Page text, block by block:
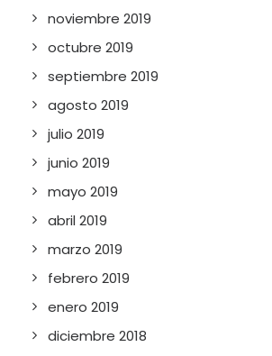
noviembre 2019
octubre 2019
septiembre 2019
agosto 2019
julio 2019
junio 2019
mayo 2019
abril 2019
marzo 2019
febrero 2019
enero 2019
diciembre 2018